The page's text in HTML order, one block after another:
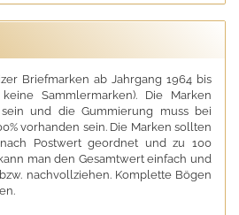
Briefmarken ab Jahrgang 1964 bis
Sammlermarken). Die Marken
und die Gummierung muss bei
vorhanden sein. Die Marken sollten
Postwert geordnet und zu 100
man den Gesamtwert einfach und
nachvollziehen. Komplette Bögen